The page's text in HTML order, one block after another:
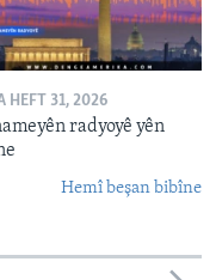
HEFT 31, 2026
radyoyê yên
Hemî beşan bibîne